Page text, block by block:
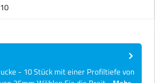
- 10 Stück mit einer Profiltiefe von